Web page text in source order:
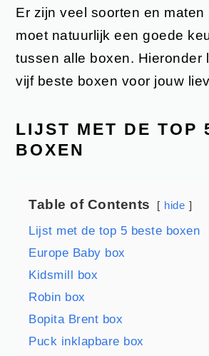
Er zijn veel soorten en maten
moet natuurlijk een goede
tussen alle boxen. Hieronder
vijf beste boxen voor jouw
LIJST MET DE TOP
BOXEN
Table of Contents hide
Lijst met de top 5 beste boxen
Europe Baby box
Kidsmill box
Robin box
Bopita Brent box
Puck inklapbare box